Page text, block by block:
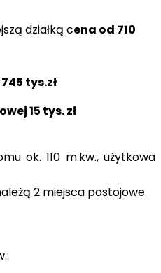
działką cena od 710
tys.zł
15 tys. zł
ok. 110 m.kw., użytkowa
2 miejsca postojowe.